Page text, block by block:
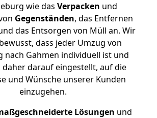
wie das Verpacken und
Gegenständen, das Entfernen
das Entsorgen von Müll an. Wir
dass jeder Umzug von
nach Gahmen individuell ist und
daher darauf eingestellt, auf die
und Wünsche unserer Kunden
einzugehen.
Lösungen und